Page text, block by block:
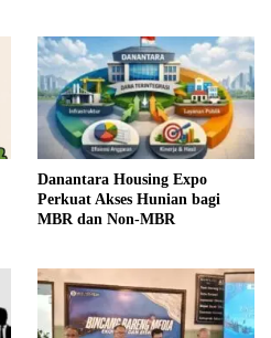
Danantara Housing Expo
Perkuat Akses Hunian bagi
MBR dan Non-MBR